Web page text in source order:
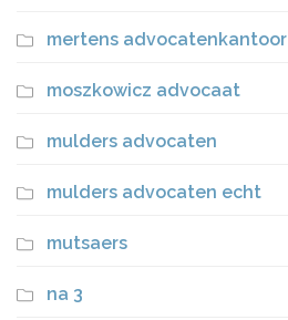
mertens advocatenkantoor
moszkowicz advocaat
mulders advocaten
mulders advocaten echt
mutsaers
na 3